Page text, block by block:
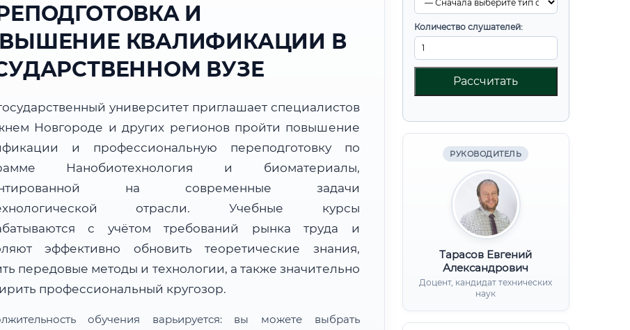
Количество слушателей:
Рассчитать
РУКОВОДИТЕЛЬ
Тарасов Евгений
Александрович
Доцент, кандидат технических
наук
И
КВАЛИФИКАЦИИ В
ВУЗЕ
университет приглашает специалистов
Новгороде и других регионов пройти повышение
и профессиональную переподготовку по
Нанобиотехнология и биоматериалы,
на современные задачи
отрасли. Учебные курсы
с учётом требований рынка труда и
эффективно обновить теоретические знания,
передовые методы и технологии, а также значительно
профессиональный кругозор.
обучения варьируется: вы можете выбрать